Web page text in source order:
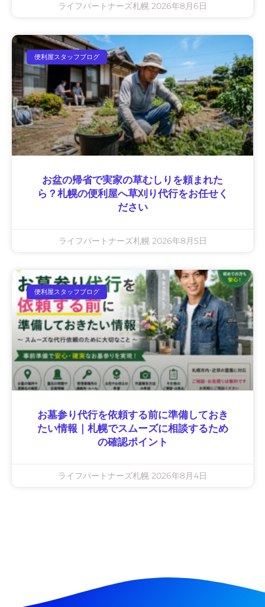
ライフパートナーズ札幌 2026年8月6日
便利屋スタッフブログ
お盆の帰省で実家の草むしりを頼まれた
ら？札幌の便利屋へ草刈り代行をお任せく
ださい
ライフパートナーズ札幌 2026年8月5日
便利屋スタッフブログ
お墓参り代行を依頼する前に準備しておき
たい情報｜札幌でスムーズに相談するため
の確認ポイント
ライフパートナーズ札幌 2026年8月4日